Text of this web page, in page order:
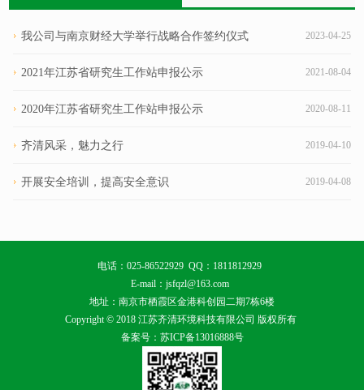
2023-04-25
我公司与南京财经大学举行战略合作签约仪式
2021-08-04
2021年江苏省研究生工作站申报公示
2020-08-11
2020年江苏省研究生工作站申报公示
2019-04-10
齐清风采，魅力之行
2019-04-08
开展安全培训，提高安全意识
电话：025-86522929 QQ：1811812929
E-mail：jsfqzl@163.com
地址：南京市栖霞区金港科创园二期7栋6楼
Copyright © 2018 江苏齐清环境科技有限公司 版权所有
备案号：苏ICP备13016888号